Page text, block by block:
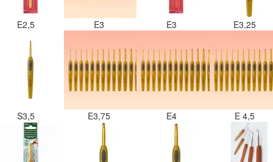
E2,5 E3 E3 E3,25
S3,5 E3,75 E4 E 4,5